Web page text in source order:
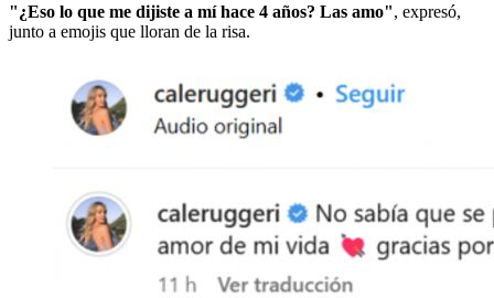
"¿Eso lo que me dijiste a mí hace 4 años? Las amo", expresó,
junto a emojis que lloran de la risa.